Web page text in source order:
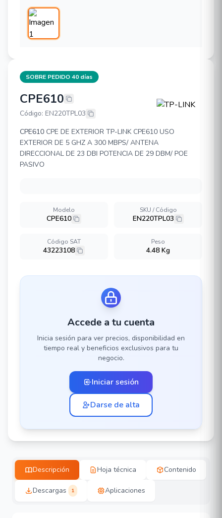
SOBRE PEDIDO 40 días
TP-LINK CPE610
CPE610
Código: EN220TPL03
CPE610 CPE DE EXTERIOR TP-LINK CPE610 USO
EXTERIOR DE 5 GHZ A 300 MBPS/ ANTENA
DIRECCIONAL DE 23 DBI POTENCIA DE 29 DBM/ POE
PASIVO
Modelo
CPE610
SKU / Código
EN220TPL03
Código SAT
43223108
Peso
4.48 Kg
Accede a tu cuenta
Inicia sesión para ver precios, disponibilidad en
tiempo real y beneficios exclusivos para tu
negocio.
Iniciar sesión
Darse de alta
Descripción Hoja técnica Contenido
Descargas 1 Aplicaciones